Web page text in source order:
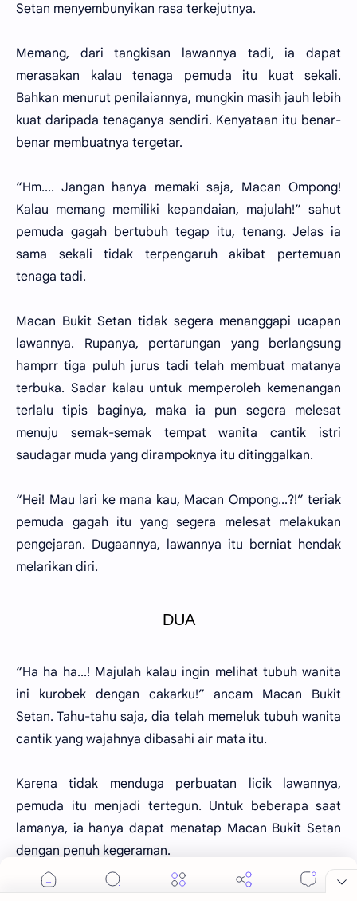
Setan menyembunyikan rasa terkejutnya.
Memang, dari tangkisan lawannya tadi, ia dapat
merasakan kalau tenaga pemuda itu kuat sekali.
Bahkan menurut penilaiannya, mungkin masih jauh lebih
kuat daripada tenaganya sendiri. Kenyataan itu benar-
benar membuatnya tergetar.
“Hm.... Jangan hanya memaki saja, Macan Ompong!
Kalau memang memiliki kepandaian, majulah!” sahut
pemuda gagah bertubuh tegap itu, tenang. Jelas ia
sama sekali tidak terpengaruh akibat pertemuan
tenaga tadi.
Macan Bukit Setan tidak segera menanggapi ucapan
lawannya. Rupanya, pertarungan yang berlangsung
hamprr tiga puluh jurus tadi telah membuat matanya
terbuka. Sadar kalau untuk memperoleh kemenangan
terlalu tipis baginya, maka ia pun segera melesat
menuju semak-semak tempat wanita cantik istri
saudagar muda yang dirampoknya itu ditinggalkan.
“Hei! Mau lari ke mana kau, Macan Ompong...?!” teriak
pemuda gagah itu yang segera melesat melakukan
pengejaran. Dugaannya, lawannya itu berniat hendak
melarikan diri.
DUA
“Ha ha ha...! Majulah kalau ingin melihat tubuh wanita
ini kurobek dengan cakarku!” ancam Macan Bukit
Setan. Tahu-tahu saja, dia telah memeluk tubuh wanita
cantik yang wajahnya dibasahi air mata itu.
Karena tidak menduga perbuatan licik lawannya,
pemuda itu menjadi tertegun. Untuk beberapa saat
lamanya, ia hanya dapat menatap Macan Bukit Setan
dengan penuh kegeraman.
“Tuan, jangan pedulikan diriku! Aku rela mati asalkan